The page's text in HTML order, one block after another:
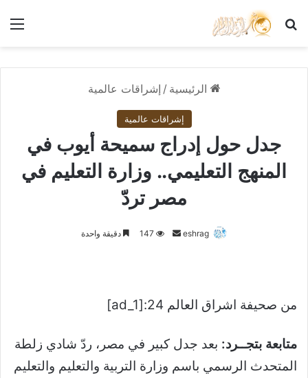
بحث عن
الرئيسية / إشراقات عالمية
إشراقات عالمية
جدل حول إدراج سميحة أيوب في
المنهج التعليمي.. وزارة التعليم في
مصر تردّ
eshrag
أرسل 147 دقيقة واحدة
من صحيفة اشراق العالم 24:[ad_1]
متابعة بتجــرد: بعد جدل كبير في مصر، ردّ شادي زلطة
المتحدث الرسمي باسم وزارة التربية والتعليم والتعليم